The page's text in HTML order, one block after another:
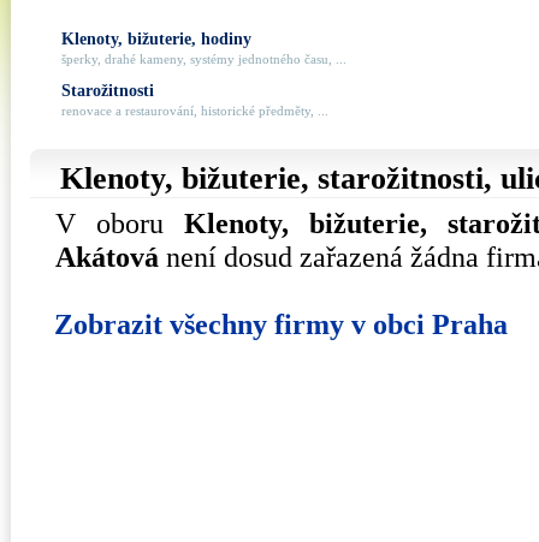
Klenoty, bižuterie, hodiny
šperky, drahé kameny, systémy jednotného času, ...
Starožitnosti
renovace a restaurování, historické předměty, ...
Klenoty, bižuterie, starožitnosti,
V oboruKlenoty, bižuterie,
Akátová není dosud zařazená žádna
Zobrazit všechny firmy v obci Praha